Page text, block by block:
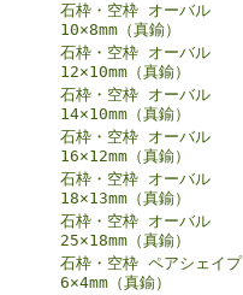
石枠・空枠 オーバル
10×8mm（真鍮）
石枠・空枠 オーバル
12×10mm（真鍮）
石枠・空枠 オーバル
14×10mm（真鍮）
石枠・空枠 オーバル
16×12mm（真鍮）
石枠・空枠 オーバル
18×13mm（真鍮）
石枠・空枠 オーバル
25×18mm（真鍮）
石枠・空枠 ペアシェイプ
6×4mm（真鍮）